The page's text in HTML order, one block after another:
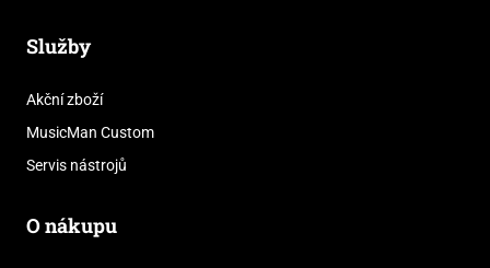
Služby
Akční zboží
MusicMan Custom
Servis nástrojů
O nákupu